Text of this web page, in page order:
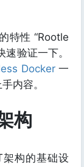
特性 “Rootle
验证一下。
Docker一
内容。
构
构的基础设